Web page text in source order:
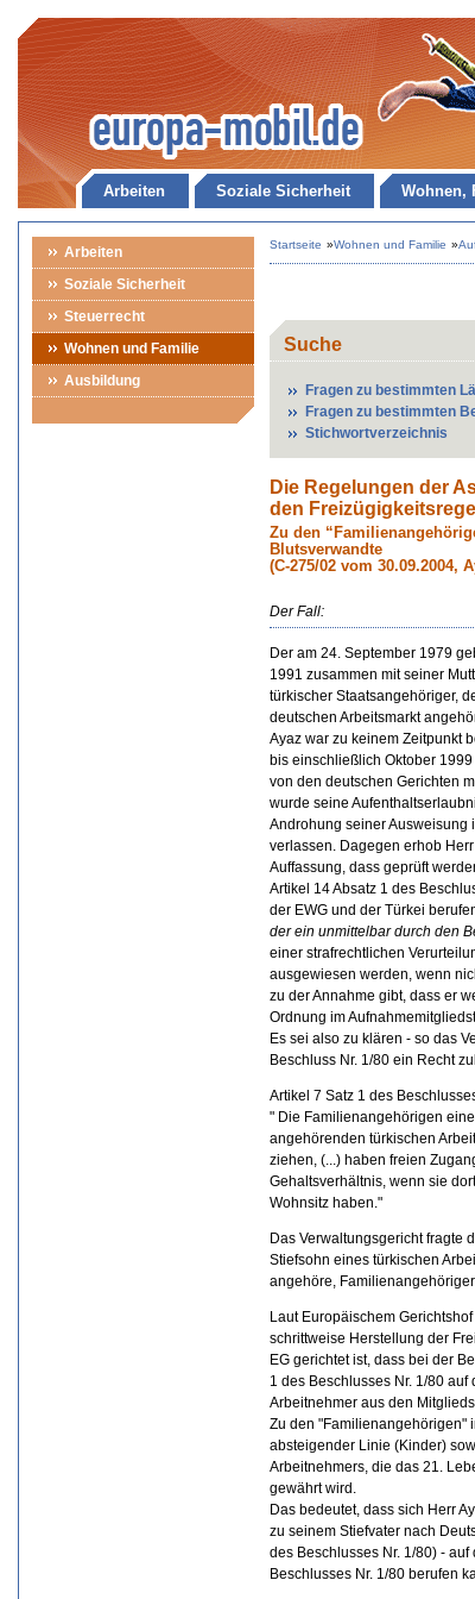
Arbeiten Soziale Sicherheit Wohnen,
Arbeiten
Soziale Sicherheit
Steuerrecht
Wohnen und Familie
Ausbildung
Startseite »Wohnen und Familie »
Suche
Fragen zu bestimmten
Fragen zu bestimmten
Stichwortverzeichnis
Die Regelungen der
den
Zu den
Blutsverwandte
(C-275/02 vom 30.09.2004,
Der Fall:
Der am 24. September 1979
1991 zusammen mit seiner
türkischer Staatsangehöriger,
deutschen Arbeitsmarkt
Ayaz war zu keinem Zeitpunkt
bis einschließlich Oktober
von den deutschen Gerichten
wurde seine
Androhung seiner Ausweisung
verlassen. Dagegen erhob
Auffassung, dass geprüft
Artikel 14 Absatz 1 des
der EWG und der Türkei
der ein unmittelbar durch den
einer strafrechtlichen
ausgewiesen werden, wenn
zu der Annahme gibt, dass er
Ordnung im
Es sei also zu klären - so das
Beschluss Nr. 1/80 ein Recht
Artikel 7 Satz 1 des
" Die Familienangehörigen
angehörenden türkischen
ziehen, (...) haben freien
Gehaltsverhältnis, wenn sie
Wohnsitz haben."
Das Verwaltungsgericht fragte
Stiefsohn eines türkischen
angehöre,
Laut Europäischem
schrittweise Herstellung der
EG gerichtet ist, dass bei der
1 des Beschlusses Nr. 1/80
Arbeitnehmer aus den
Zu den "Familienangehörigen"
absteigender Linie (Kinder)
Arbeitnehmers, die das 21.
gewährt wird.
Das bedeutet, dass sich Herr
zu seinem Stiefvater nach
des Beschlusses Nr. 1/80) -
Beschlusses Nr. 1/80 berufen